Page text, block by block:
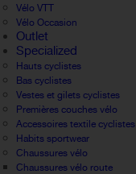
Vélo VTT
Vélo Occasion
Outlet
Specialized
Hauts cyclistes
Bas cyclistes
Vestes et gilets cyclistes
Premières couches vélo
Accessoires textile cyclistes
Habits sportwear
Chaussures vélo
Chaussures vélo route